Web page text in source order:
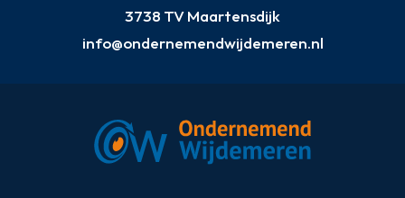
3738 TV Maartensdijk
info@ondernemendwijdemeren.nl